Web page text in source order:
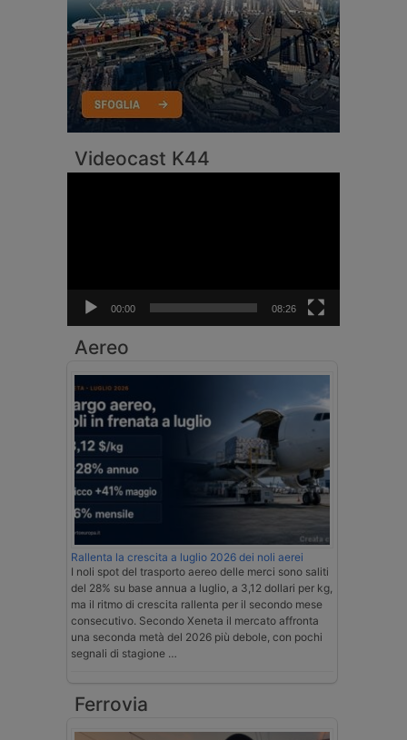
Videocast K44
00:00 08:26
Aereo
Rallenta la crescita a luglio 2026 dei noli aerei
I noli spot del trasporto aereo delle merci sono saliti
del 28% su base annua a luglio, a 3,12 dollari per kg,
ma il ritmo di crescita rallenta per il secondo mese
consecutivo. Secondo Xeneta il mercato affronta
una seconda metà del 2026 più debole, con pochi
segnali di stagione …
Ferrovia